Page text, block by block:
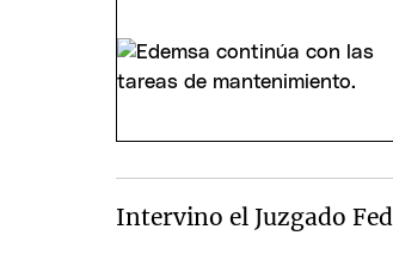
Intervino el Juzgado